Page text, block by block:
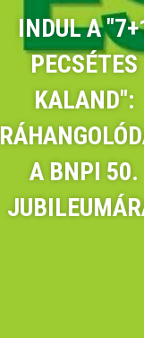
INDUL A
PECSÉTES
KALAND":
A BNPI 50.